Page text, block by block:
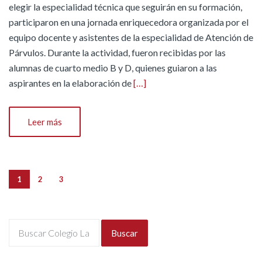
elegir la especialidad técnica que seguirán en su formación,
participaron en una jornada enriquecedora organizada por el
equipo docente y asistentes de la especialidad de Atención de
Párvulos. Durante la actividad, fueron recibidas por las
alumnas de cuarto medio B y D, quienes guiaron a las
aspirantes en la elaboración de[…]
Leer más
1 2 3
Buscar